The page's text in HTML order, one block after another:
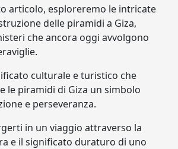
articolo, esploreremo le intricate
delle piramidi a Giza,
che ancora oggi avvolgono
culturale e turistico che
le piramidi di Giza un simbolo
e perseveranza.
in un viaggio attraverso la
e il significato duraturo di uno